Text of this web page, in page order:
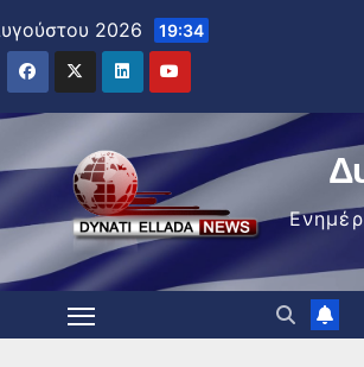
2026 19:34